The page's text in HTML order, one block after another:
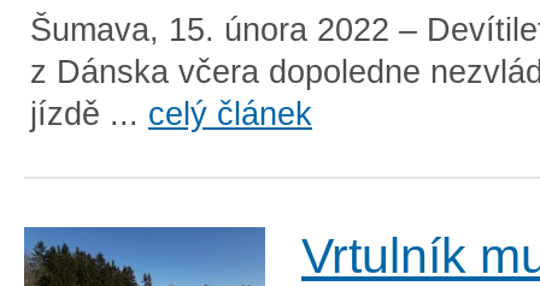
Šumava, 15. února 2022 –
z Dánska včera dopoledne
jízdě ... celý článek
Vrtulník